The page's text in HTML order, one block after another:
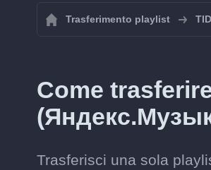
Trasferimento playlist
Come
Trasferisci una sola